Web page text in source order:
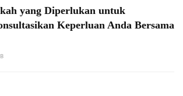
yang Diperlukan untuk
Keperluan Anda Bersama